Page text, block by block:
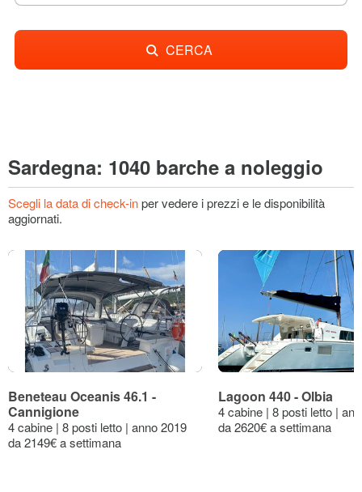
CERCA
Sardegna: 1040 barche a noleggio
Scegli la data di check-inper vedere i prezzi e le disponibilità
aggiornati.
Beneteau Oceanis 46.1 -
Cannigione
4 cabine | 8 posti letto | anno 2019
da 2149€ a settimana
Lagoon 440 - Olbia
4 cabine | 8 posti letto |
da 2620€ a settimana